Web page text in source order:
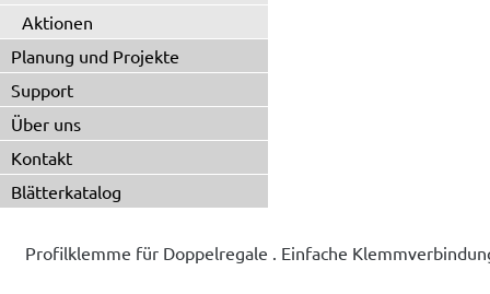
Aktionen
Planung und Projekte
Support
Über uns
Kontakt
Blätterkatalog
Profilklemme für Doppelregale . Einfache